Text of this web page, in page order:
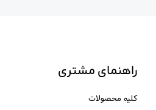
راهنمای مشتری
کلیه محصولات